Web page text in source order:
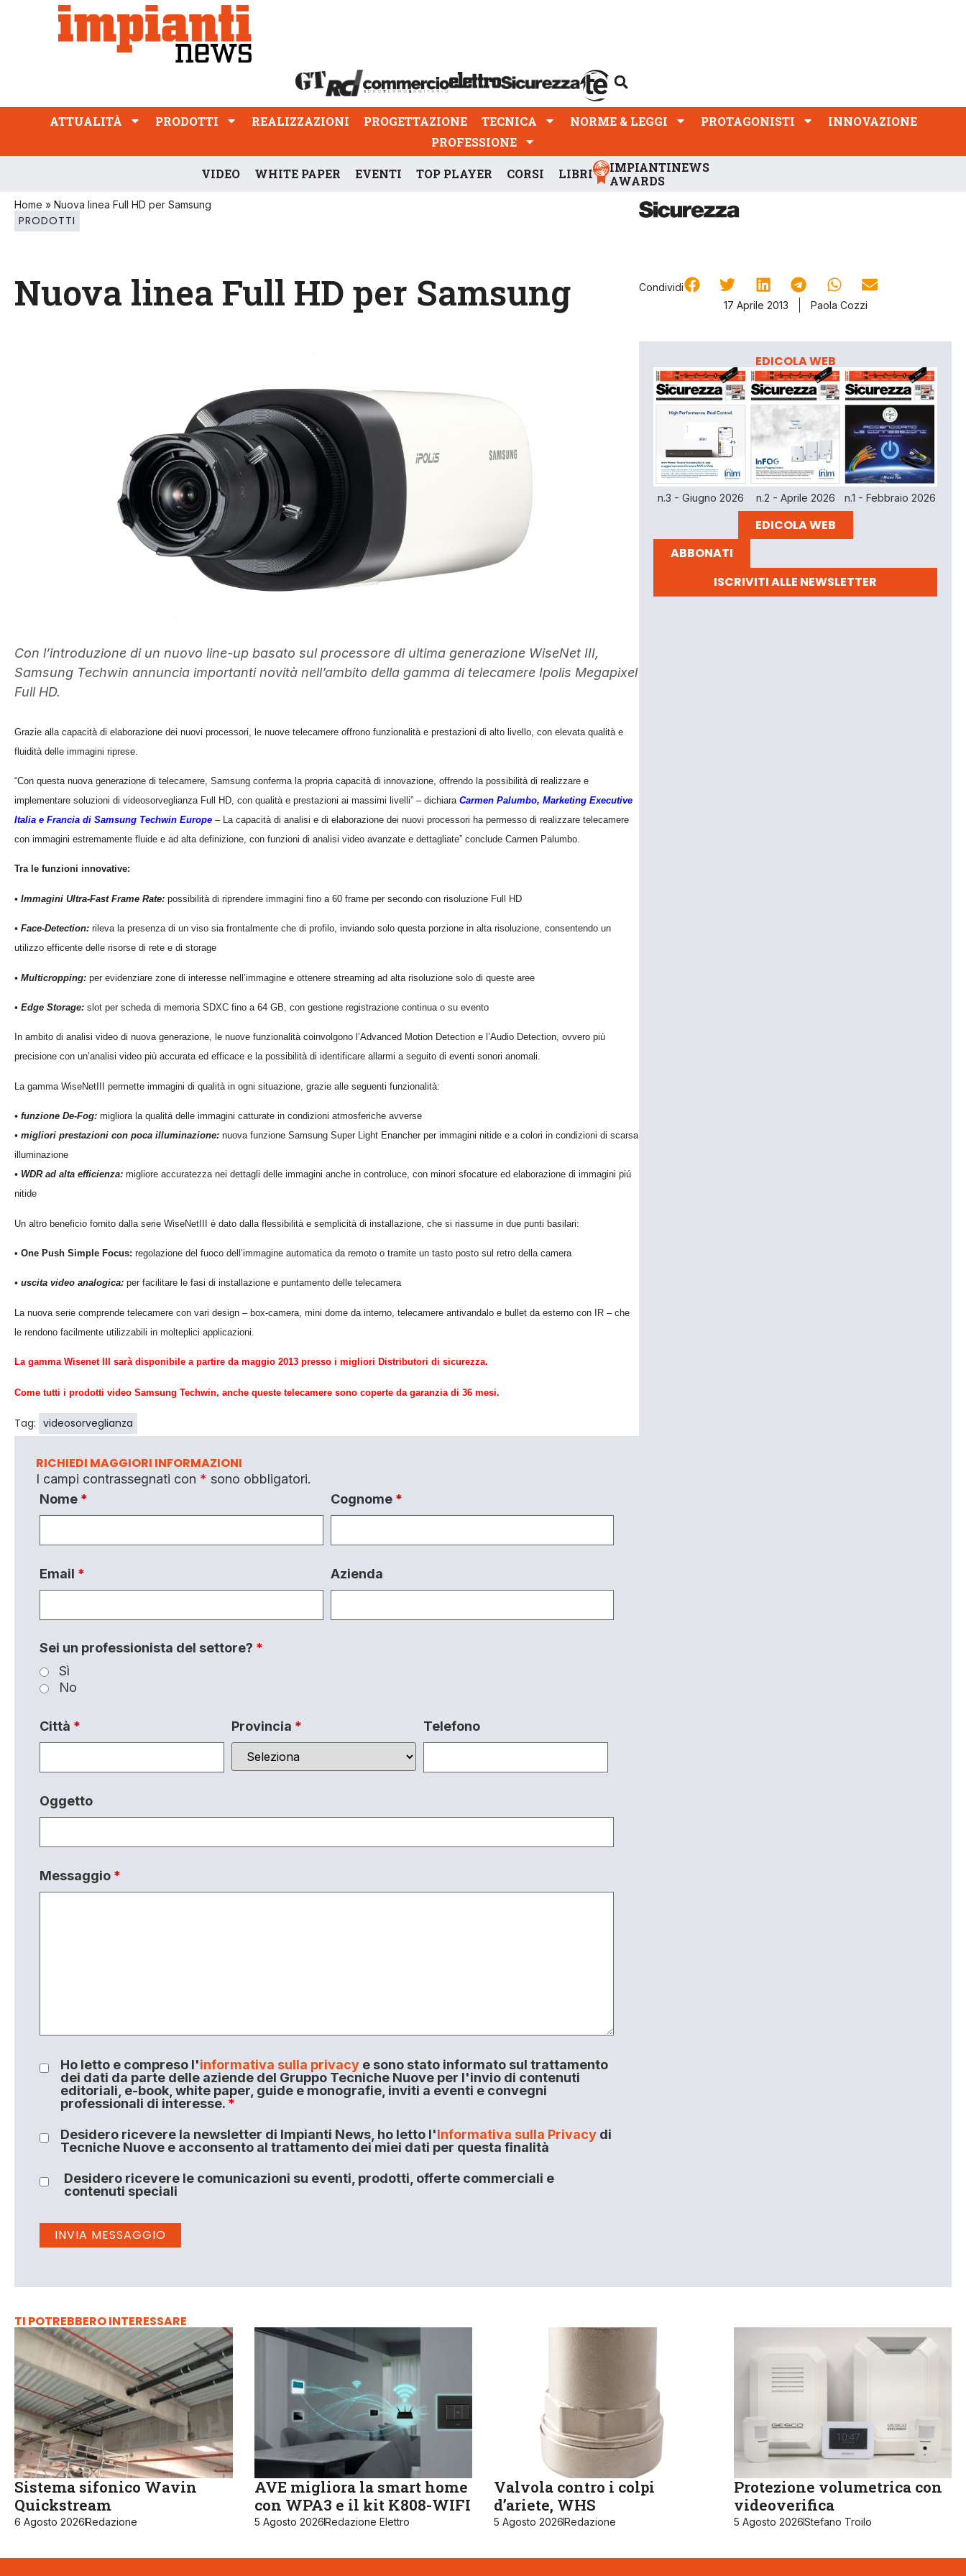
ATTUALITÀ PRODOTTI REALIZZAZIONI
PROFESSIONE
ATTUALITÀ PRODOTTI REALIZZAZIONI PROGETTAZIONE TECNICA NORME & LEGGI PROTAGONISTI
INNOVAZIONE
PROFESSIONE
VIDEO WHITE PAPER EVENTI TOP PLAYER CORSI LIBRI
IMPIANTINEWS
AWARDS
Home » Nuova linea Full HD per Samsung
PRODOTTI
Nuova linea Full HD per Samsung
Condividi
17 Aprile 2013
Paola Cozzi
Con l’introduzione di un nuovo line-up basato sul processore di ultima generazione WiseNet III,
Samsung Techwin annuncia importanti novità nell’ambito della gamma di telecamere Ipolis Megapixel
Full HD.
Grazie alla capacità di elaborazione dei nuovi processori, le nuove telecamere offrono funzionalità e prestazioni di alto livello, con elevata qualità e
fluidità delle immagini riprese.
“Con questa nuova generazione di telecamere, Samsung conferma la propria capacitàdi innovazione, offrendo la possibilitàdi realizzare e
implementare soluzioni di videosorveglianza Full HD, con qualitàe prestazioni ai massimi livelli” – dichiara Carmen Palumbo, Marketing Executive
Italia e Francia di Samsung Techwin Europe – La capacitàdi analisi e di elaborazione dei nuovi processori ha permesso di realizzare telecamere
con immagini estremamente fluide e ad alta definizione, con funzioni di analisi video avanzate e dettagliate” conclude Carmen Palumbo.
Tra le funzioni innovative:
• Immagini Ultra-Fast Frame Rate: possibilità di riprendere immagini fino a 60 frame per secondo con risoluzione Full HD
• Face-Detection: rileva la presenza di un viso sia frontalmente che di profilo, inviando solo questa porzione in alta risoluzione, consentendo un
utilizzo efficente delle risorse di rete e di storage
• Multicropping: per evidenziare zone di interesse nell’immagine e ottenere streaming ad alta risoluzione solo di queste aree
• Edge Storage: slot per scheda di memoria SDXC fino a 64 GB, con gestione registrazione continua o su evento
In ambito di analisi video di nuova generazione, le nuove funzionalitàcoinvolgono l’Advanced Motion Detection e l’Audio Detection, ovvero più
precisione con un’analisi video più accurata ed efficace e la possibilitàdi identificare allarmi a seguito di eventi sonori anomali.
L a gamma WiseNetIII permette immagini di qualità in ogni situazione, grazie alle seguenti funzionalità:
• funzione De-Fog: migliora la qualitá delle immagini catturate in condizioni atmosferiche avverse
• migliori prestazioni con poca illuminazione: nuova funzione Samsung Super Light Enancher per immagini nitide e a colori in condizioni di scarsa
illuminazione
• WDR ad alta efficienza: migliore accuratezza nei dettagli delle immagini anche in controluce, con minori sfocature ed elaborazione di immagini piú
nitide
Un altro beneficio fornito dalla serie WiseNetIII è dato dalla flessibilità e semplicità di installazione, che si riassume in due punti basilari:
• One Push Simple Focus: regolazione del fuoco dell’immagine automatica da remoto o tramite un tasto posto sul retro della camera
• uscita video analogica: per facilitare le fasi di installazione e puntamento delle telecamera
La nuova serie comprende telecamere con vari design –box-camera, mini dome da interno, telecamere antivandalo e bullet da esterno con IR – che
le rendono facilmente utilizzabili in molteplici applicazioni.
La gamma Wisenet III saràdisponibile a partire da maggio 2013 presso i migliori Distributori di sicurezza.
Come tutti i prodotti video Samsung Techwin, anche queste telecamere sono coperte da garanzia di 36 mesi.
Tag: videosorveglianza
RICHIEDI MAGGIORI INFORMAZIONI
I campi contrassegnati con * sono obbligatori.
Nome * Cognome *
Email * Azienda
Sei un professionista del settore? *
Sì
No
Città * Provincia * Telefono
Oggetto
Messaggio *
Ho letto e compreso l'informativa sulla privacye sono stato informato sul trattamento
dei dati da parte delle aziende del Gruppo Tecniche Nuove per l'invio di contenuti
editoriali, e-book, white paper, guide e monografie, inviti a eventi e convegni
professionali di interesse. *
Desidero ricevere la newsletter di Impianti News, ho letto l'Informativa sulla Privacydi
Tecniche Nuove e acconsento al trattamento dei miei dati per questa finalità
Desidero ricevere le comunicazioni su eventi, prodotti, offerte commerciali e
contenuti speciali
EDICOLA WEB
n.3 - Giugno 2026 n.2 - Aprile 2026 n.1 - Febbraio 2026
EDICOLA WEB
ABBONATI
ISCRIVITI ALLE NEWSLETTER
TI POTREBBERO INTERESSARE
Sistema sifonico Wavin
Quickstream
6 Agosto 2026Redazione
AVE migliora la smart home
con WPA3 e il kit K808-WIFI
5 Agosto 2026Redazione Elettro
Valvola contro i colpi
d’ariete, WHS
5 Agosto 2026Redazione
Protezione volumetrica con
videoverifica
5 Agosto 2026Stefano Troilo